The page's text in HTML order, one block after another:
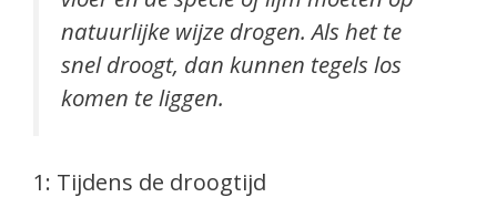
natuurlijke wijze drogen. Als het te
snel droogt, dan kunnen tegels los
komen te liggen.
1: Tijdens de droogtijd